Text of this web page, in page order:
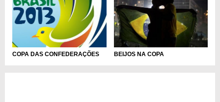
COPA DAS CONFEDERAÇÕES BEIJOS NA COPA